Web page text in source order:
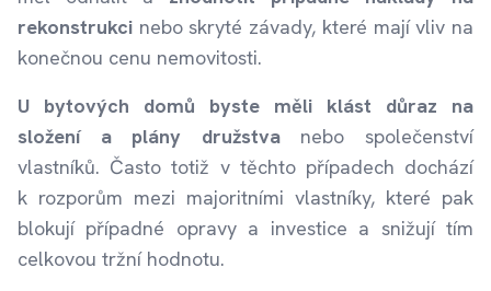
rekonstrukci nebo skryté závady, které mají vliv na
konečnou cenu nemovitosti.
U bytových domů byste měli klást důraz na
složení a plány družstvanebo společenství
vlastníků. Často totiž v těchto případech dochází
k rozporům mezi majoritními vlastníky, které pak
blokují případné opravy a investice a snižují tím
celkovou tržní hodnotu.